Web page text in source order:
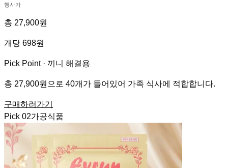
행사가
총 27,900원
개당 698원
Pick Point · 끼니 해결용
총 27,900원으로 40개가 들어있어 가족 식사에 적합합니다.
구매하러가기
Pick 02가공식품